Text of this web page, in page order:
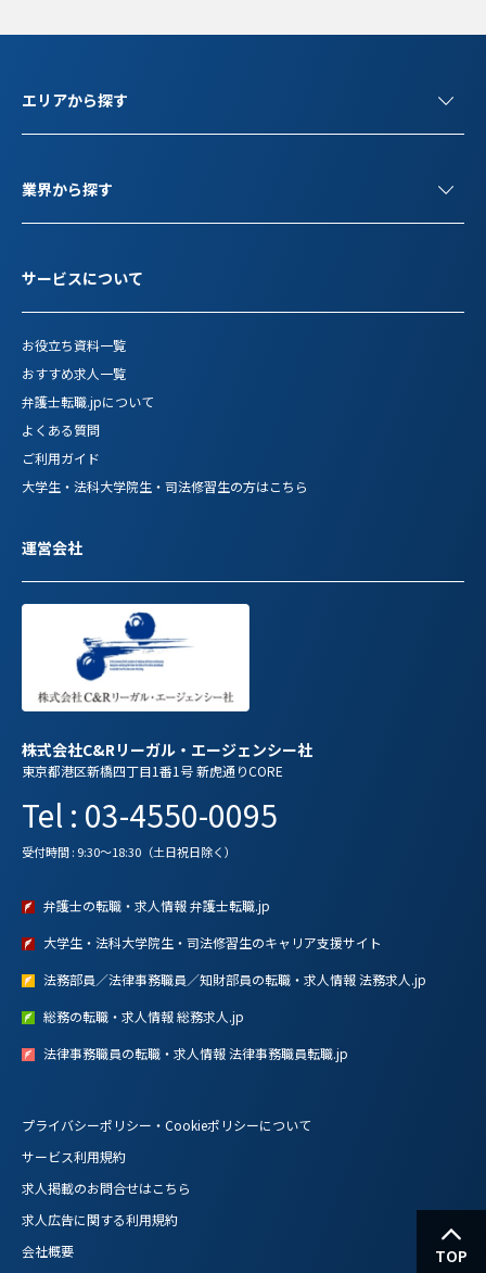
エリアから探す
業界から探す
サービスについて
お役立ち資料一覧
おすすめ求人一覧
弁護士転職.jpについて
よくある質問
ご利用ガイド
大学生・法科大学院生・司法修習生の方はこちら
運営会社
株式会社C&Rリーガル・エージェンシー社
東京都港区新橋四丁目1番1号 新虎通りCORE
Tel : 03-4550-0095
受付時間 : 9:30～18:30（土日祝日除く）
弁護士の転職・求人情報 弁護士転職.jp
大学生・法科大学院生・司法修習生のキャリア支援サイト
法務部員／法律事務職員／知財部員の転職・求人情報 法務求人.jp
総務の転職・求人情報 総務求人.jp
法律事務職員の転職・求人情報 法律事務職員転職.jp
プライバシーポリシー・Cookieポリシーについて
サービス利用規約
求人掲載のお問合せはこちら
求人広告に関する利用規約
会社概要
TOP